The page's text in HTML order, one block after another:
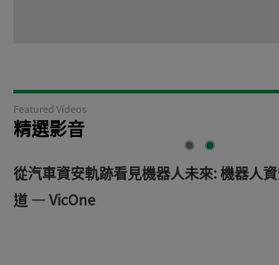
Featured Videos
精選影音
從汽車資安軌跡看見機器人未來: 機器人
道 — VicOne